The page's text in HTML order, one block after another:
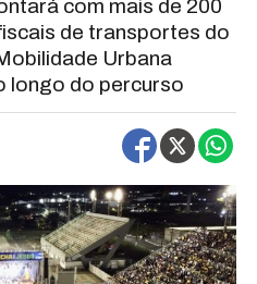
com mais de 200
de transportes do
Urbana
longo do percurso